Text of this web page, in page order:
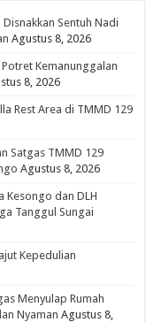
Sentuh Nadi
Agustus 8, 2026
Kemanunggalan
8, 2026
Rest Area di TMMD 129
Satgas TMMD 129
Agustus 8, 2026
Kesongo dan DLH
Tanggul Sungai
Kepedulian
Menyulap Rumah
Nyaman Agustus 8,